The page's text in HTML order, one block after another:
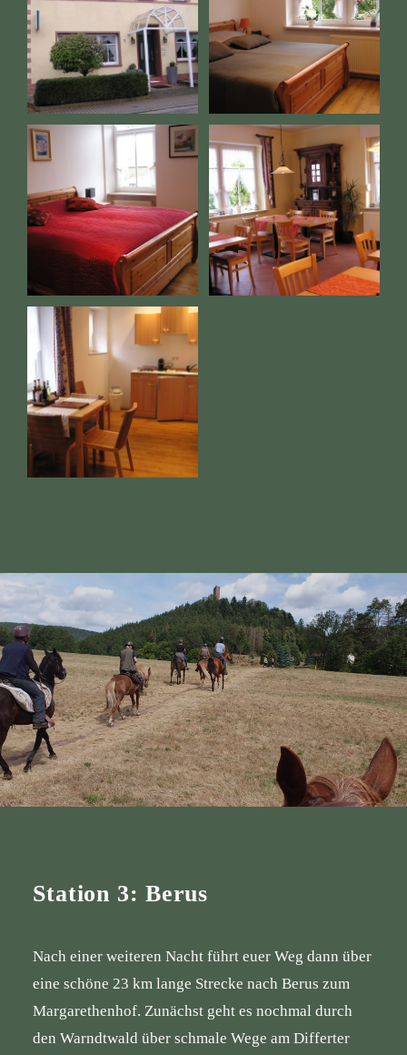
Station 3: Berus
Nach einer weiteren Nacht führt euer Weg dann über
eine schöne 23 km lange Strecke nach Berus zum
Margarethenhof. Zunächst geht es nochmal durch
den Warndtwald über schmale Wege am Differter